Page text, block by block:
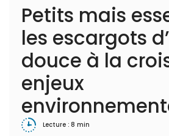
Petits mais
les escargots
douce à la
enjeux
Lecture : 8 min